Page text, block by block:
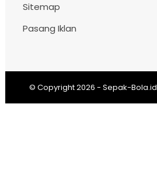
Sitemap
Pasang Iklan
© Copyright2026 - Sepak-Bola.id